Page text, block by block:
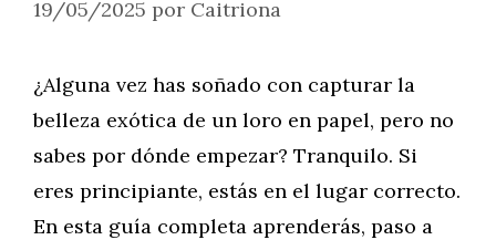
19/05/2025 por Caitriona
¿Alguna vez has soñado con capturar la
belleza exótica de un loro en papel, pero no
sabes por dónde empezar? Tranquilo. Si
eres principiante, estás en el lugar correcto.
En esta guía completa aprenderás, paso a